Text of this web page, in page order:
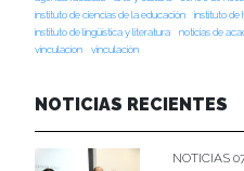
instituto de ciencias de la educación
instituto de
instituto de lingüística y literatura
noticias de
vinculacion
vinculación
NOTICIAS RECIENTES
NOTICIAS